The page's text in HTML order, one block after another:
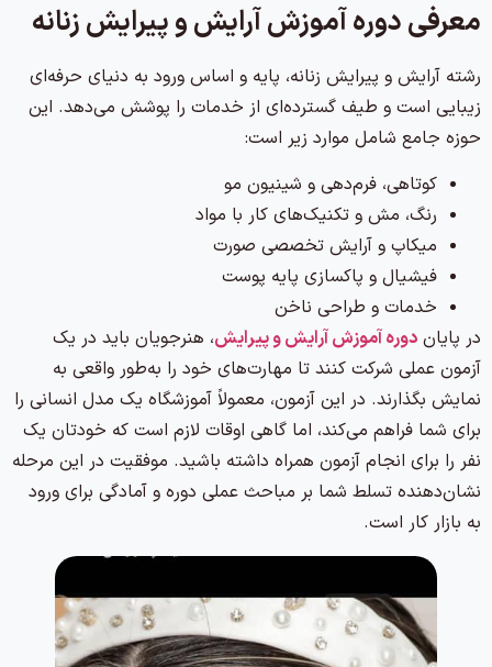
معرفی دوره آموزش آرایش و پیرایش زنانه
رشته آرایش و پیرایش زنانه، پایه و اساس ورود به دنیای حرفه‌ای
زیبایی است و طیف گسترده‌ای از خدمات را پوشش می‌دهد. این
حوزه جامع شامل موارد زیر است:
کوتاهی، فرم‌دهی و شینیون مو
رنگ، مش و تکنیک‌های کار با مواد
میکاپ و آرایش تخصصی صورت
فیشیال و پاکسازی پایه پوست
خدمات و طراحی ناخن
در پایان دوره آموزش آرایش و پیرایش، هنرجویان باید در یک
آزمون عملی شرکت کنند تا مهارت‌های خود را به‌طور واقعی به
نمایش بگذارند. در این آزمون، معمولاً آموزشگاه یک مدل انسانی را
برای شما فراهم می‌کند، اما گاهی اوقات لازم است که خودتان یک
نفر را برای انجام آزمون همراه داشته باشید. موفقیت در این مرحله
نشان‌دهنده تسلط شما بر مباحث عملی دوره و آمادگی برای ورود
به بازار کار است.